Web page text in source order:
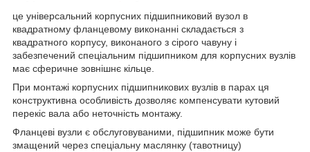
це універсальний корпусних підшипниковий вузол в
квадратному фланцевому виконанні складається з
квадратного корпусу, виконаного з сірого чавуну і
забезпечений спеціальним підшипником для корпусних вузлів
має сферичне зовнішнє кільце.
При монтажі корпусних підшипникових вузлів в парах ця
конструктивна особливість дозволяє компенсувати кутовий
перекіс вала або неточність монтажу.
Фланцеві вузли є обслуговуваними, підшипник може бути
змащений через спеціальну маслянку (тавотницу)